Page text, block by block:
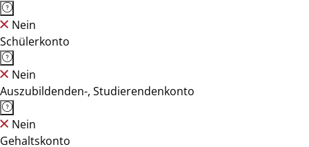
Nein
Schülerkonto
Nein
Auszubildenden-, Studierendenkonto
Nein
Gehaltskonto